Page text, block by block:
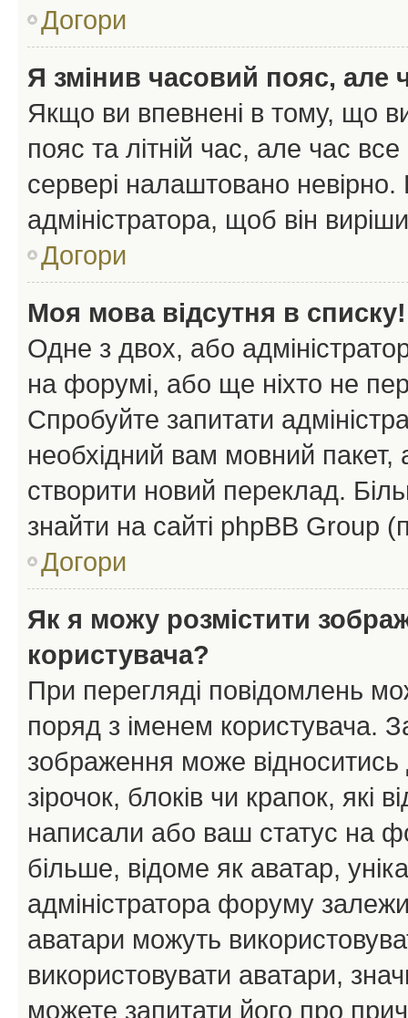
Догори
Я змінив часовий пояс, але
Якщо ви впевнені в тому, що
пояс та літній час, але час
сервері налаштовано
адміністратора, щоб він
Догори
Моя мова відсутня в списку!
Одне з двох, або
на форумі, або ще ніхто не
Спробуйте запитати
необхідний вам мовний
створити новий переклад.
знайти на сайті phpBB Group
Догори
Як я можу розмістити
користувача?
При перегляді повідомлень
поряд з іменем користувача.
зображення може відноситись
зірочок, блоків чи крапок, які
написали або ваш статус на
більше, відоме як аватар,
адміністратора форуму
аватари можуть
використовувати аватари,
можете запитати його про